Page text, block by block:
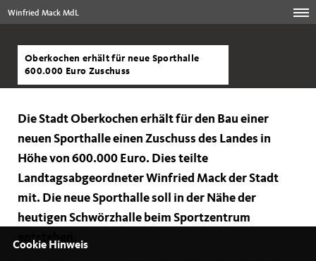
Winfried Mack MdL
Oberkochen erhält für neue Sporthalle
600.000 Euro Zuschuss
Die Stadt Oberkochen erhält für den Bau einer
neuen Sporthalle einen Zuschuss des Landes in
Höhe von 600.000 Euro. Dies teilte
Landtagsabgeordneter Winfried Mack der Stadt
mit. Die neue Sporthalle soll in der Nähe der
heutigen Schwörzhalle beim Sportzentrum
entstehen.
Cookie Hinweis